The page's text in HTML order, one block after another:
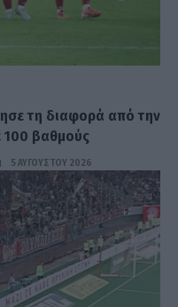
τη διαφορά από την
100 βαθμούς
5 ΑΥΓΟΎΣΤΟΥ 2026